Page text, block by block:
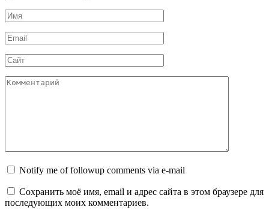
Имя
Email
Сайт
Комментарий
Notify me of followup comments via e-mail
Сохранить моё имя, email и адрес сайта в этом браузере для
последующих моих комментариев.